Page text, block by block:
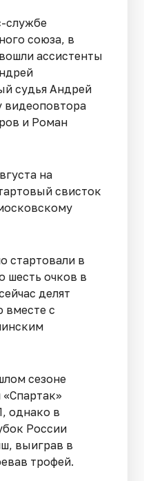
службе
союза, в
ассистенты
судья Андрей
видеоповтора
и Роман
на
свисток
стартовали в
шесть очков в
делят
с
сезоне
однако в
России
выиграв в
трофей.